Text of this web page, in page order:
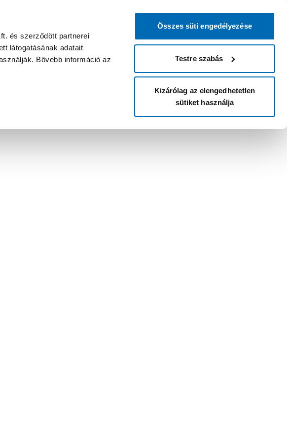
és szerződött partnerei
látogatásának adatait
Bővebb információ az
Összes süti engedélyezése
Testre szabás
Kizárólag az elengedhetetlen
sütiket használja